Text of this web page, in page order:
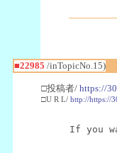
■22985 /inTopicNo.15)
□投稿者/ https://
□U R L/ http://https://
If you